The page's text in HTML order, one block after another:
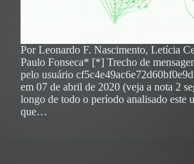
Por Leonardo F. Nascimento, Letícia
Paulo Fonseca* [*] Trecho de
pelo usuário
em 07 de abril de 2020 (veja a nota 2
longo de todo o período analisado este
que…